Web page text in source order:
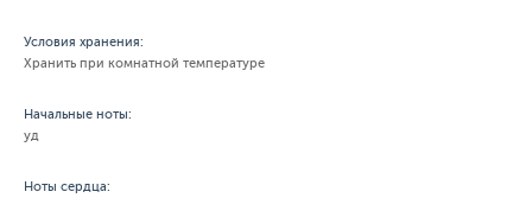
Условия хранения:
Хранить при комнатной температуре
Начальные ноты:
уд
Ноты сердца: